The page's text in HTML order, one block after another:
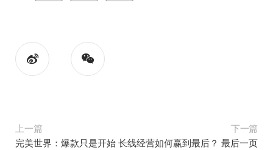
上一篇
完美世界：爆款只是开始 长线经营如何赢到最后？
下一篇
最后一页